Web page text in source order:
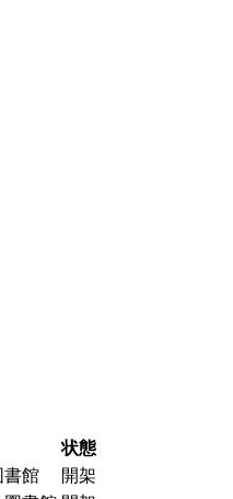
状態
書館
開架